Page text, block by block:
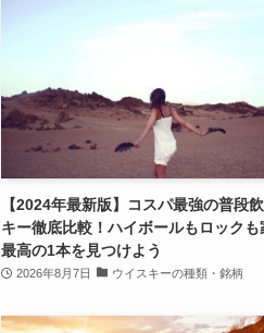
【2024年最新版】コスパ最強の普段
キー徹底比較！ハイボールもロックも
最高の1本を見つけよう
2026年8月7日 ウイスキーの種類・銘柄